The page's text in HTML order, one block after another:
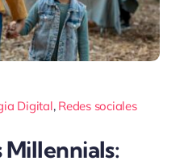
Digital, Redes sociales
Millennials: